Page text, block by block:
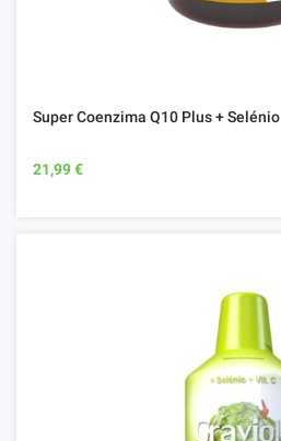
Super Coenzima Q10 Plus + Selénio
21,99 €